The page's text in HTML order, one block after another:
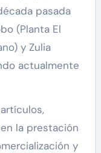
pasada
(Planta El
y Zulia
actualmente
la prestación
y